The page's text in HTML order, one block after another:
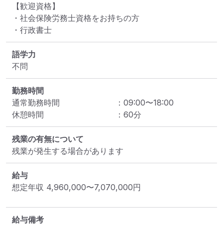
【歓迎資格】
・社会保険労務士資格をお持ちの方
・行政書士
語学力
不問
勤務時間
通常勤務時間
： 09:00〜18:00
休憩時間
： 60分
残業の有無について
残業が発生する場合があります
給与
想定年収 4,960,000〜7,070,000円
給与備考